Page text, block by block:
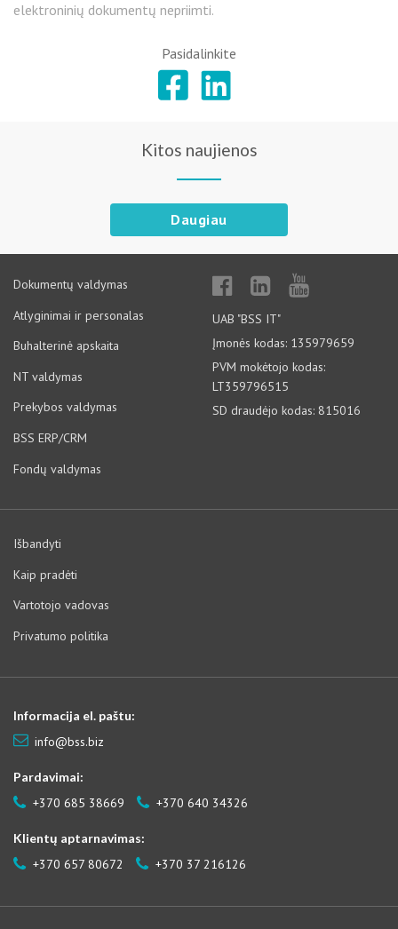
elektroninių dokumentų nepriimti.
Pasidalinkite
Kitos naujienos
Daugiau
Dokumentų valdymas
Atlyginimai ir personalas
Buhalterinė apskaita
NT valdymas
Prekybos valdymas
BSS ERP/CRM
Fondų valdymas
UAB "BSS IT"
Įmonės kodas: 135979659
PVM mokėtojo kodas:
LT359796515
SD draudėjo kodas: 815016
Išbandyti
Kaip pradėti
Vartotojo vadovas
Privatumo politika
Informacija el. paštu:
info@bss.biz
Pardavimai:
+370 685 38669 +370 640 34326
Klientų aptarnavimas:
+370 657 80672 +370 37 216126